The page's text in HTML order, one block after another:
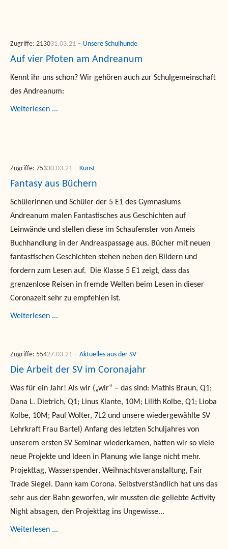
Auf vier Pfoten am Andreanum
Kennt ihr uns schon? Wir gehören auch zur Schulgemeinschaft
des Andreanum:
Unsere Schulhunde
31.03.21
Zugriffe: 2130
Weiterlesen ...
Fantasy aus Büchern
Schülerinnen und Schüler der 5 E1 des Gymnasiums
Andreanum malen Fantastisches aus Geschichten auf
Leinwände und stellen diese im Schaufenster von Ameis
Buchhandlung in der Andreaspassage aus. Bücher mit neuen
fantastischen Geschichten stehen neben den Bildern und
fordern zum Lesen auf. Die Klasse 5 E1 zeigt, dass das
grenzenlose Reisen in fremde Welten beim Lesen in dieser
Coronazeit sehr zu empfehlen ist.
Kunst
30.03.21
Zugriffe: 753
Weiterlesen ...
Die Arbeit der SV im Coronajahr
Was für ein Jahr! Als wir („wir“ – das sind: Mathis Braun, Q1;
Dana L. Dietrich, Q1; Linus Klante, 10M; Lilith Kolbe, Q1; Lioba
Kolbe, 10M; Paul Wolter, 7L2 und unsere wiedergewählte SV
Lehrkraft Frau Bartel) Anfang des letzten Schuljahres von
unserem ersten SV Seminar wiederkamen, hatten wir so viele
neue Projekte und Ideen in Planung wie lange nicht mehr.
Projekttag, Wasserspender, Weihnachtsveranstaltung, Fair
Trade Siegel. Dann kam Corona. Selbstverständlich hat uns das
sehr aus der Bahn geworfen, wir mussten die geliebte Activity
Night absagen, den Projekttag ins Ungewisse...
Aktuelles aus der SV
27.03.21
Zugriffe: 554
Weiterlesen ...